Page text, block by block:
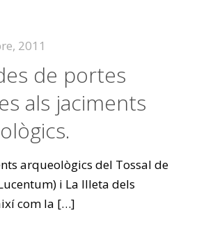
2011
de portes
als jaciments
arqueològics del Tossal de
i La Illeta dels
com la […]